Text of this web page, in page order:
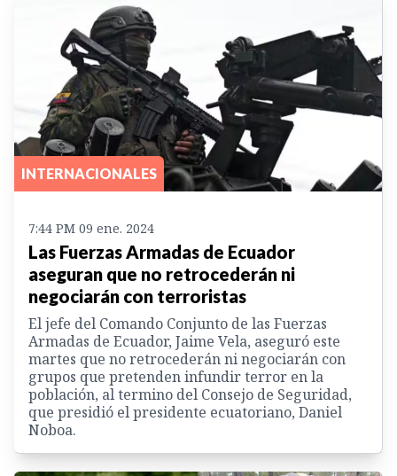
INTERNACIONALES
7:44 PM 09 ene. 2024
Las Fuerzas Armadas de Ecuador
aseguran que no retrocederán ni
negociarán con terroristas
El jefe del Comando Conjunto de las Fuerzas
Armadas de Ecuador, Jaime Vela, aseguró este
martes que no retrocederán ni negociarán con
grupos que pretenden infundir terror en la
población, al termino del Consejo de Seguridad,
que presidió el presidente ecuatoriano, Daniel
Noboa.